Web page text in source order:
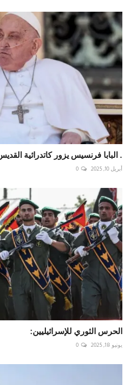
. البابا فرنسيس يزور كاتدرائية
أبريل 10, 2025 0
يونيو 18, 2025 0